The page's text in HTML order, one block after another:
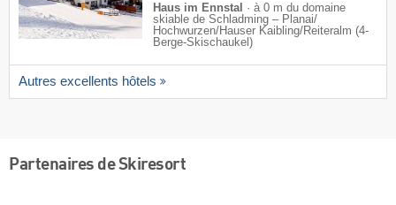
Haus im Ennstal · à 0 m du domaine
skiable de Schladming – Planai/​
Hochwurzen/​Hauser Kaibling/​Reiteralm (4-
Berge-Skischaukel)
Autres excellents hôtels
Partenaires de Skiresort